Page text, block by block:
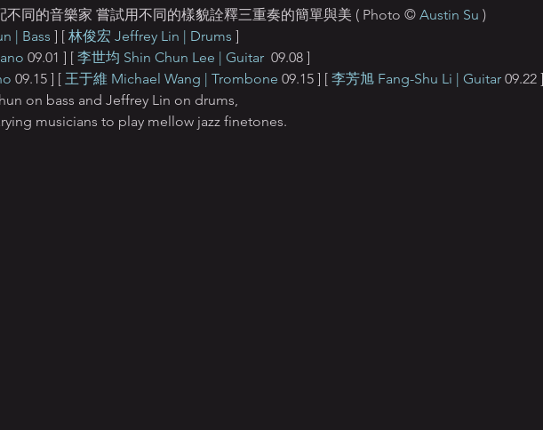
不同的音樂家 嘗試用不同的樣貌詮釋三重奏的簡單與美 ( Photo © Austin Su )
| Bass ] [ 林俊宏 Jeffrey Lin | Drums ]
09.01 ] [ 李世均 Shin Chun Lee | Guitar 09.08 ]
09.15 ] [ 王于維 Michael Wang | Trombone 09.15 ] [ 李芳旭 Fang-Shu Li | Guitar 09.22 ]
on bass and Jeffrey Lin on drums,
musicians to play mellow jazz finetones.